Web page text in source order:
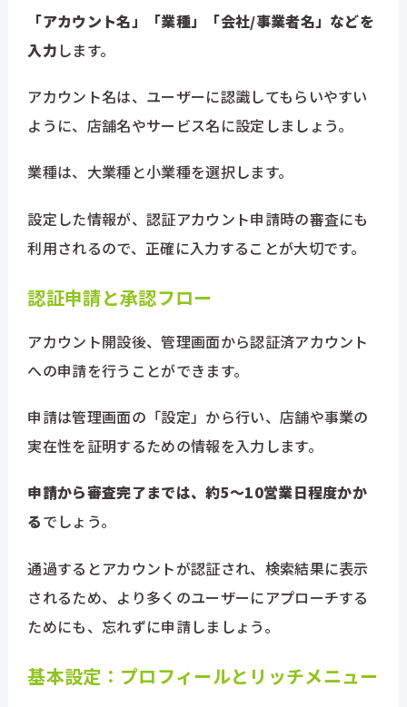
「アカウント名」「業種」「会社/事業者名」などを
入力 します。
アカウント名は、ユーザーに認識してもらいやすい
ように、店舗名やサービス名に設定しましょう。
業種は、大業種と小業種を選択します。
設定した情報が、認証アカウント申請時の審査にも
利用されるので、正確に入力することが大切です。
認証申請と承認フロー
アカウント開設後、管理画面から認証済アカウント
への申請を行うことができます。
申請は管理画面の「設定」から行い、店舗や事業の
実在性を証明するための情報を入力します。
申請から審査完了までは、約5〜10営業日程度かか
るでしょう。
通過するとアカウントが認証され、検索結果に表示
されるため、より多くのユーザーにアプローチする
ためにも、忘れずに申請しましょう。
基本設定：プロフィールとリッチメニュー